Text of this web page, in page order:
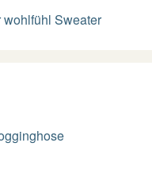
wohlfühl Sweater